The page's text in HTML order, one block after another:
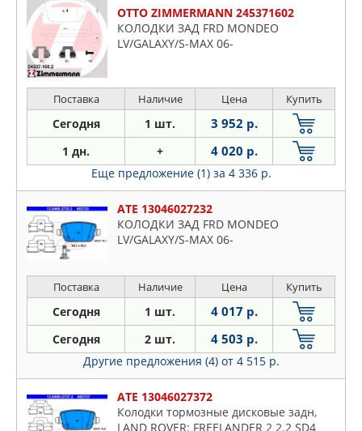
OTTO ZIMMERMANN 245371602
КОЛОДКИ ЗАД FRD MONDEO
LV/GALAXY/S-MAX 06-
Поставка Наличие Цена Купить
Сегодня 1 шт. 3 952 р.
1 дн. + 4 020 р.
Еще предложение (1) за 4 336 р.
ATE 13046027232
КОЛОДКИ ЗАД FRD MONDEO
LV/GALAXY/S-MAX 06-
Поставка Наличие Цена Купить
Сегодня 1 шт. 4 017 р.
Сегодня 2 шт. 4 503 р.
Другие предложения (4) от 4 515 р.
ATE 13046027372
Колодки тормозные дисковые задн,
LAND ROVER: FREELANDER 2 2.2 SD4